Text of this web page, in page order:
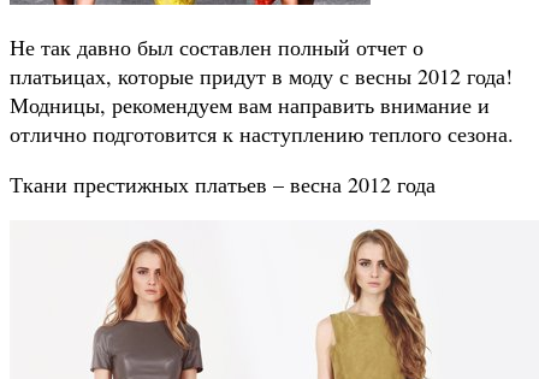
Не так давно был составлен полный отчет о
платьицах, которые придут в моду с весны 2012 года!
Модницы, рекомендуем вам направить внимание и
отлично подготовится к наступлению теплого сезона.
Ткани престижных платьев – весна 2012 года